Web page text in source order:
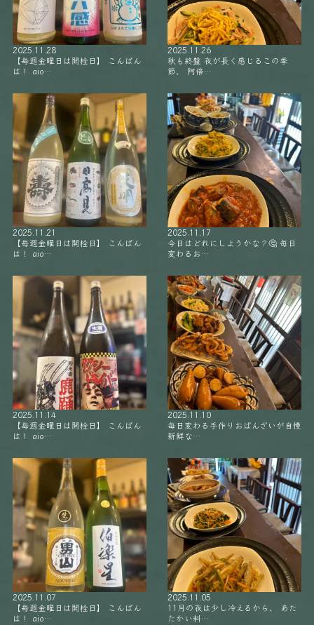
2025.11.28
【毎週金曜日は開栓日】 こんばん
は！ aio…
2025.11.26
秋も終盤 夜が長く感じるこの季
節、 阿倍…
2025.11.21
【毎週金曜日は開栓日】 こんばん
は！ aio…
2025.11.17
今日はどれにしようかな？🤔 毎日
変わるお…
2025.11.14
【毎週金曜日は開栓日】 こんばん
は！ aio…
2025.11.10
毎日変わる手作りおばんざいが自慢
新鮮な…
2025.11.07
【毎週金曜日は開栓日】 こんばん
は！ aio…
2025.11.05
11月の夜は少し冷えるから、 あた
たかい料…